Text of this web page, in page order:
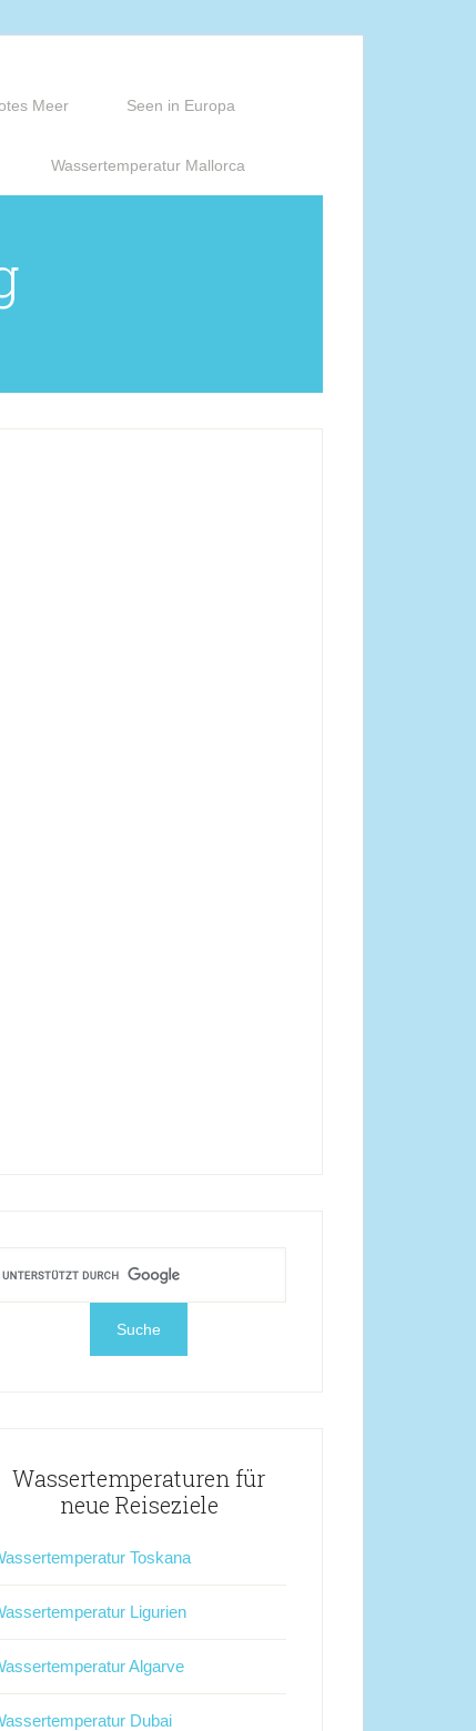
Meer Seen in Europa
Wassertemperatur Mallorca
Wassertemperaturen für
neue Reiseziele
Toskana
Ligurien
Algarve
Dubai